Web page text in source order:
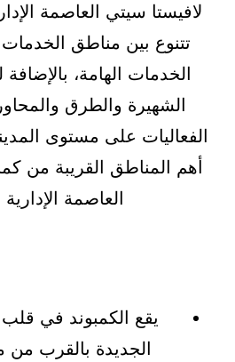
لافيستا سيتي العاصمة
تتنوع بين مناطق
الخدمات الهامة، بالإضافة
الشهيرة والطرق
الفعاليات على مستوى
أهم المناطق القريبة من
العاصمة
يقع الكمبوند في قلب
الجديدة بالقرب